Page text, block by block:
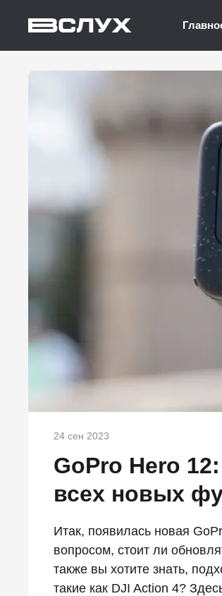
24 сен 2023
GoPro Hero
всех новых
Итак, появилась новая
вопросом, стоит ли
также вы хотите знать,
такие как DJI Action 4?